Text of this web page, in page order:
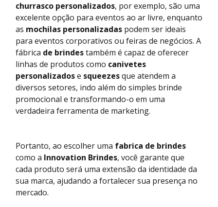
churrasco personalizados, por exemplo, são uma
excelente opção para eventos ao ar livre, enquanto
as mochilas personalizadas podem ser ideais
para eventos corporativos ou feiras de negócios. A
fábrica de brindestambém é capaz de oferecer
linhas de produtos como canivetes
personalizadose squeezesque atendem a
diversos setores, indo além do simples brinde
promocional e transformando-o em uma
verdadeira ferramenta de marketing.
Portanto, ao escolher uma fabrica de brindes
como a Innovation Brindes, você garante que
cada produto será uma extensão da identidade da
sua marca, ajudando a fortalecer sua presença no
mercado.